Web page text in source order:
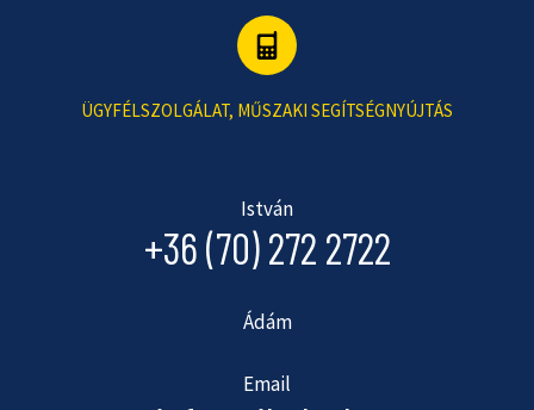
ÜGYFÉLSZOLGÁLAT, MŰSZAKI SEGÍTSÉGNYÚJTÁS
István
+36 (70) 272 2722
Ádám
Email